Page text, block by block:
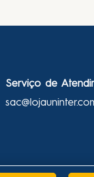
Serviço de